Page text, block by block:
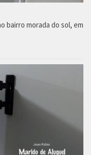
bairro morada do sol, em